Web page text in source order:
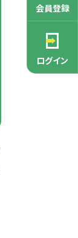
会員登録
ログイン